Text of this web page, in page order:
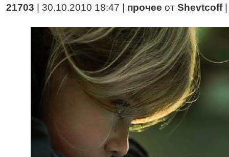
21703 | 30.10.2010 18:47 | прочее от Shevtcoff